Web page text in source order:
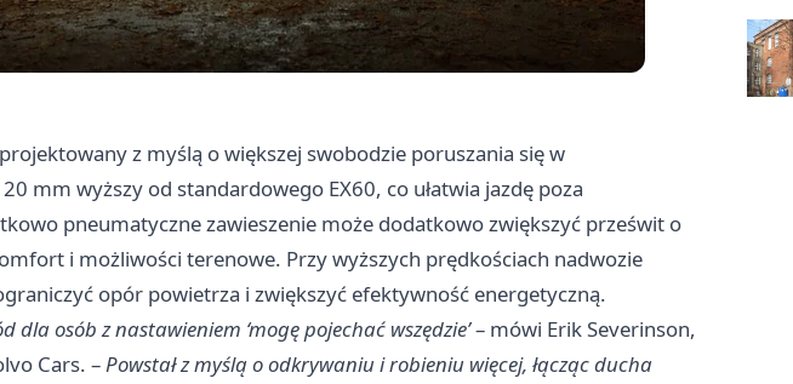
z myślą o większej swobodzie poruszania się w
mm wyższy od standardowego EX60, co ułatwia jazdę poza
pneumatyczne zawieszenie może dodatkowo zwiększyć prześwit o
i możliwości terenowe. Przy wyższych prędkościach nadwozie
opór powietrza i zwiększyć efektywność energetyczną.
dla osób z nastawieniem ‘mogę pojechać wszędzie’– mówi Erik Severinson,
Cars. –Powstał z myślą o odkrywaniu i robieniu więcej, łącząc ducha